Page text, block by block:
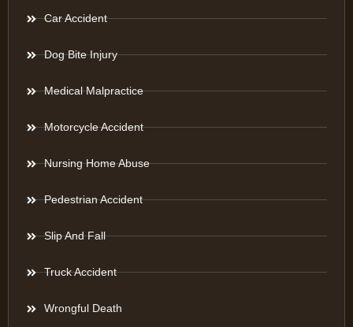
Car Accident
Dog Bite Injury
Medical Malpractice
Motorcycle Accident
Nursing Home Abuse
Pedestrian Accident
Slip And Fall
Truck Accident
Wrongful Death